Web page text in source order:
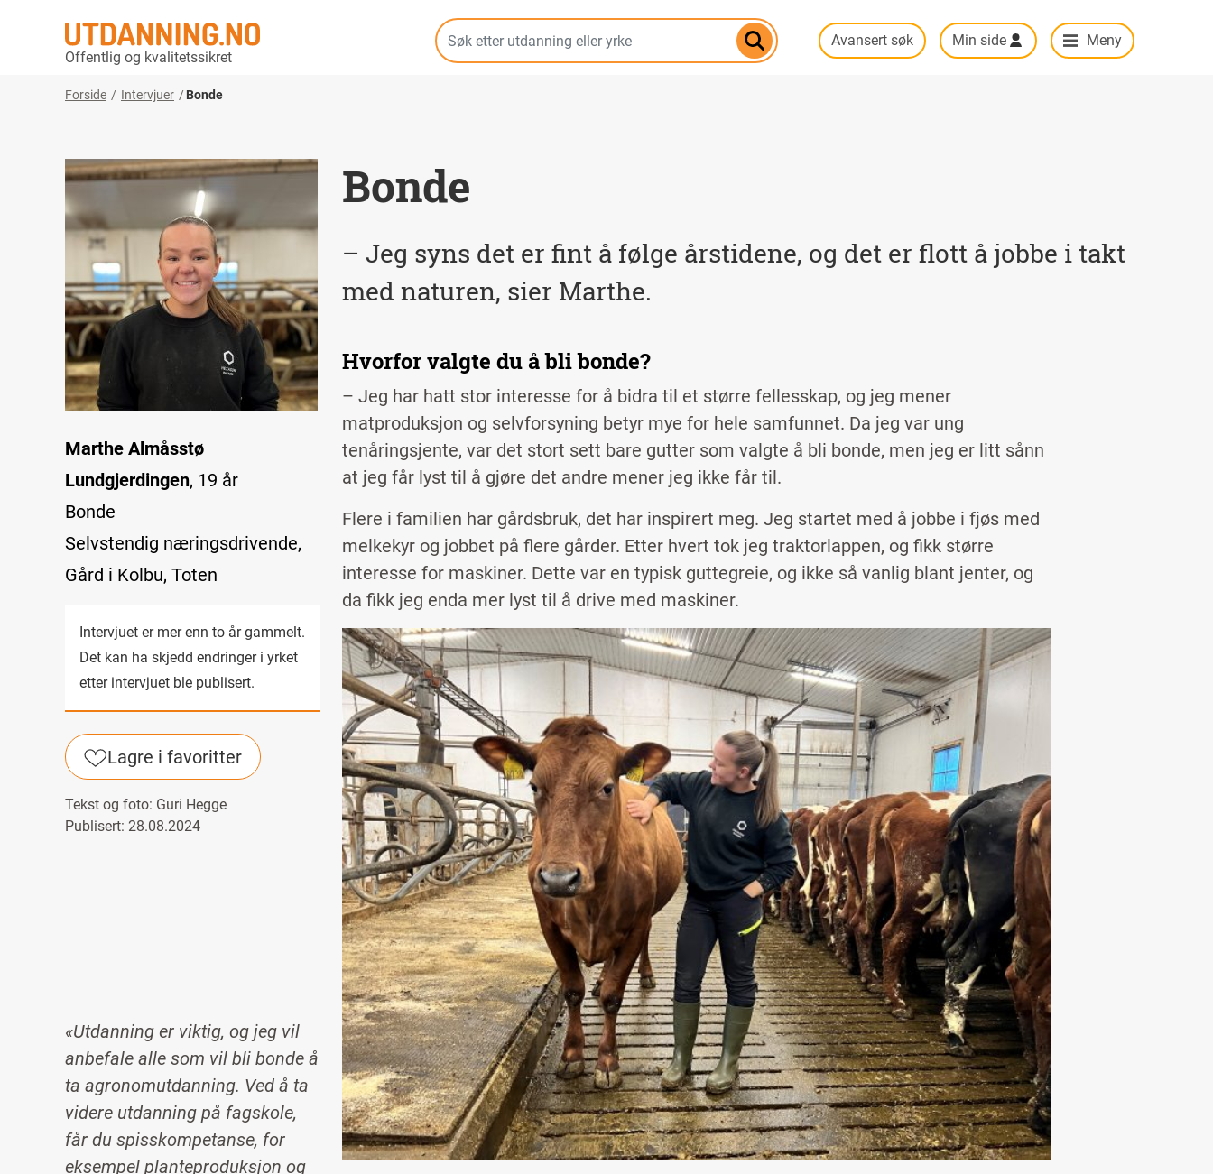
hovedinnhold
Offentlig og kvalitetssikret
Avansert søk Min side Meny
Forside Intervjuer Bonde
Bonde
– Jeg syns det er fint å følge årstidene, og det er flott å jobbe i takt
med naturen, sier Marthe.
Marthe Almåsstø
Lundgjerdingen, 19 år
Bonde
Selvstendig næringsdrivende,
Gård i Kolbu, Toten
Intervjuet er mer enn to år gammelt.
Det kan ha skjedd endringer i yrket
etter intervjuet ble publisert.
Lagre i favoritter
Tekst og foto: Guri Hegge
Publisert: 28.08.2024
«Utdanning er viktig, og jeg vil
anbefale alle som vil bli bonde å
ta agronomutdanning. Ved å ta
videre utdanning på fagskole,
får du spisskompetanse, for
eksempel planteproduksjon og
Hvorfor valgte du å bli bonde?
– Jeg har hatt stor interesse for å bidra til et større fellesskap, og jeg mener
matproduksjon og selvforsyning betyr mye for hele samfunnet. Da jeg var ung
tenåringsjente, var det stort sett bare gutter som valgte å bli bonde, men jeg er litt sånn
at jeg får lyst til å gjøre det andre mener jeg ikke får til.
Flere i familien har gårdsbruk, det har inspirert meg. Jeg startet med å jobbe i fjøs med
melkekyr og jobbet på flere gårder. Etter hvert tok jeg traktorlappen, og fikk større
interesse for maskiner. Dette var en typisk guttegreie, og ikke så vanlig blant jenter, og
da fikk jeg enda mer lyst til å drive med maskiner.
Image